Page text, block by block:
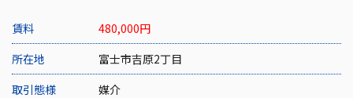
賃料 480,000円
所在地
富士市吉原2丁目
取引態様
媒介